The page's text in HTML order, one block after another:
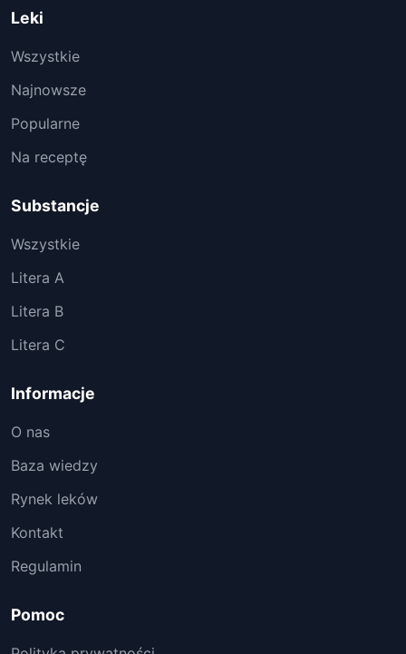
Leki
Wszystkie
Najnowsze
Popularne
Na receptę
Substancje
Wszystkie
Litera A
Litera B
Litera C
Informacje
O nas
Baza wiedzy
Rynek leków
Kontakt
Regulamin
Pomoc